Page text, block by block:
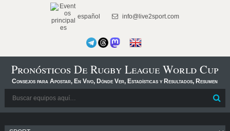
español info@live2sport.com
Pronósticos De Rugby League World Cup
Consejos para Apostar, En Vivo, Dónde Ver, Estadísticas y Resultados, Resumen